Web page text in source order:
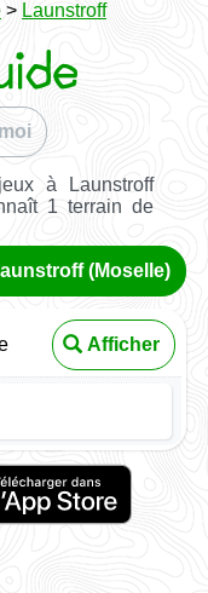
> Launstroff
à Launstroff
1 terrain de
(Moselle)
Afficher